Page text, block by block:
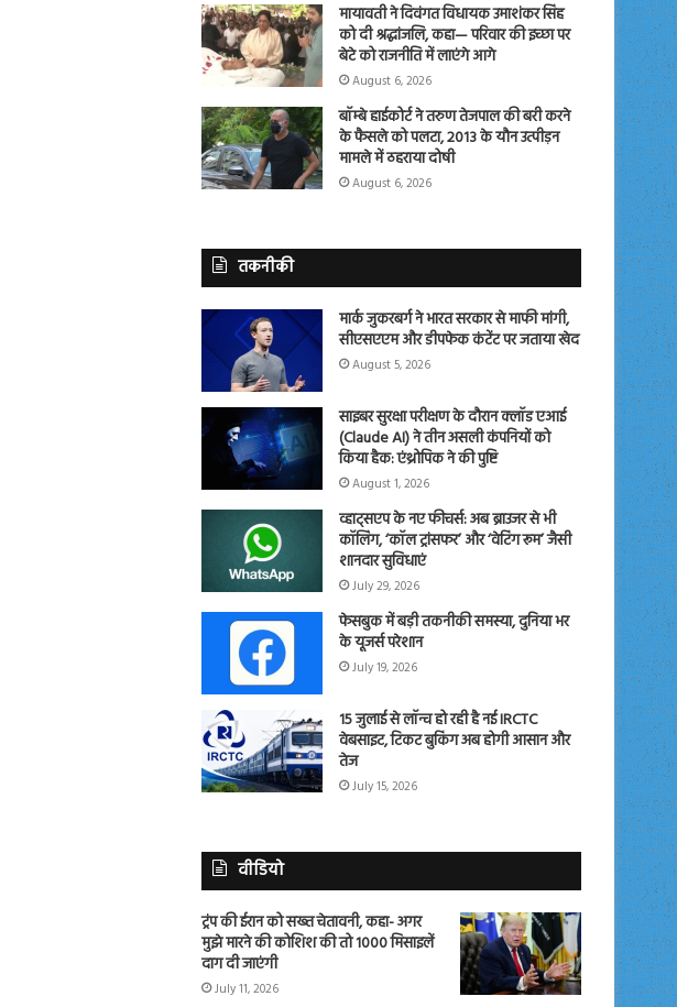
मायावती ने दिवंगत विधायक उमाशंकर सिंह
को दी श्रद्धांजलि, कहा— परिवार की इच्छा पर
बेटे को राजनीति में लाएंगे आगे
August 6, 2026
बॉम्बे हाईकोर्ट ने तरुण तेजपाल की बरी करने
के फैसले को पलटा, 2013 के यौन उत्पीड़न
मामले में ठहराया दोषी
August 6, 2026
तकनीकी
मार्क जुकरबर्ग ने भारत सरकार से माफी मांगी,
सीएसएएम और डीपफेक कंटेंट पर जताया खेद
August 5, 2026
साइबर सुरक्षा परीक्षण के दौरान क्लॉड एआई
(Claude AI) ने तीन असली कंपनियों को
किया हैक: एंथ्रोपिक ने की पुष्टि
August 1, 2026
व्हाट्सएप के नए फीचर्स: अब ब्राउजर से भी
कॉलिंग, ‘कॉल ट्रांसफर’ और ‘वेटिंग रूम’ जैसी
शानदार सुविधाएं
July 29, 2026
फेसबुक में बड़ी तकनीकी समस्या, दुनिया भर
के यूजर्स परेशान
July 19, 2026
15 जुलाई से लॉन्च हो रही है नई IRCTC
वेबसाइट, टिकट बुकिंग अब होगी आसान और
तेज
July 15, 2026
वीडियो
ट्रंप की ईरान को सख्त चेतावनी, कहा- अगर
मुझे मारने की कोशिश की तो 1000 मिसाइलें
दाग दी जाएंगी
July 11, 2026